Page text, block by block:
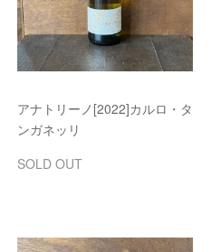
アナトリーノ[2022]カルロ・タ
ンガネッリ
SOLD OUT